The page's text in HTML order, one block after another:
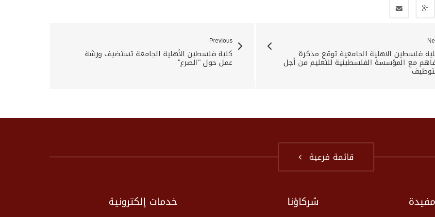
Previous
كلية فلسطين الأهلية الجامعة تستضيف ورشة
عمل حول "الصرع"
فلسطين الاهلية الجامعية توقع مذكرة
مع المؤسسة الفلسطينية للتعليم من أجل
قائمة فرعية
خدمات إلكترونية شركاؤنا